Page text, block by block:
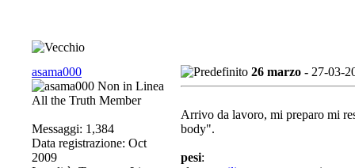
asama000
All the Truth Member
Messaggi: 1,384
Data registrazione: Oct
2009
26 marzo - 27-03-
Arrivo da lavoro, mi preparo mi
body".
pesi: